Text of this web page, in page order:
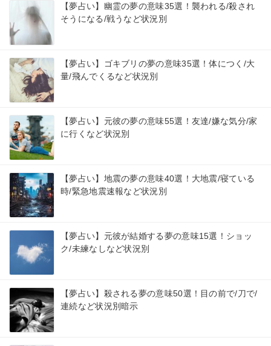
【夢占い】幽霊の夢の意味35選！襲われる/殺され
そうになる/戦うなど状況別
【夢占い】ゴキブリの夢の意味35選！体につく/大
量/飛んでくるなど状況別
【夢占い】元彼の夢の意味55選！友達/嫌な気分/家
に行くなど状況別
【夢占い】地震の夢の意味40選！大地震/寝ている
時/緊急地震速報など状況別
【夢占い】元彼が結婚する夢の意味15選！ショッ
ク/未練なしなど状況別
【夢占い】殺される夢の意味50選！目の前で/刀で/
連続など状況別暗示